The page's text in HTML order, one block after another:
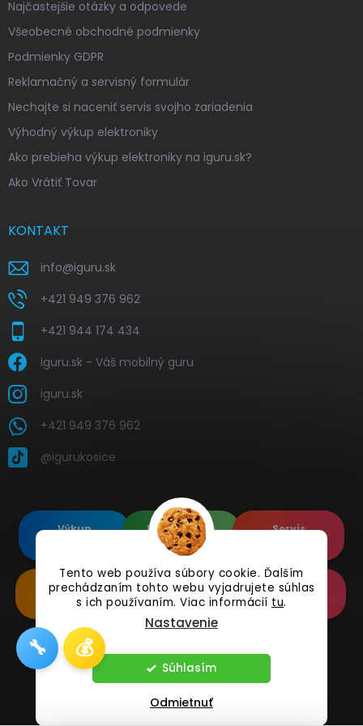
Tento web používa súbory cookie. Ďalším
prechádzaním tohto webu vyjadrujete súhlas
s ich používaním. Viac informácií tu.
Nastavenie
Odmietnuť
Súhlasím
Najčastejšie otázky a odpovede
Všeobecné obchodné podmienky
Podmienky GDPR
Reklamačný a servisný formulár
Nechajte si naceniť servis svojho zariadenia
Výhodný výkup elektroniky
Ako prebieha výkup elektroniky na iguru.sk?
Ako Vrátiť Tovar
KONTAKT
info@iguru.sk
+421 949 376 962
+421 944 174 434
iguru.sk - Váš mobilný guru
iguru.sk
+421 949 376 962
@igurukosice
Výkup
Renovované
Apple's
Servis
Renovované
Samsung's
Doplnkové
Príslušenstvo
Online
Reklamácia
Vytvoril Shoptet
Copyright 2026 iguru.sk. Všetky práva vyhradené.
🔧 💰